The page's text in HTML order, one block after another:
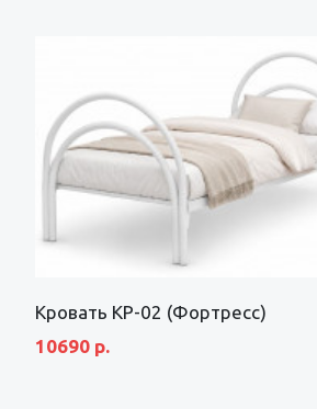
Кровать КР-02 (Фортресс)
10690 р.